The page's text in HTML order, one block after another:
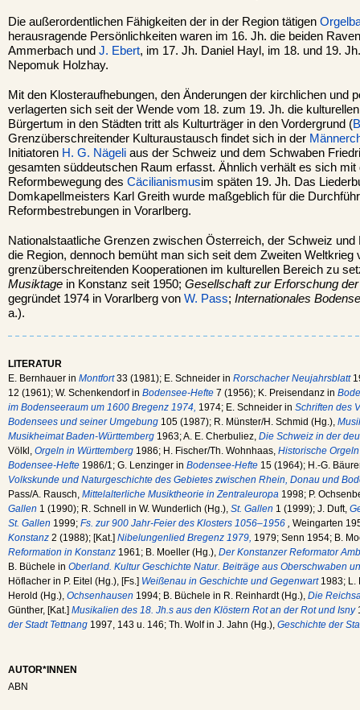
Die außerordentlichen Fähigkeiten der in der Region tätigen
herausragende Persönlichkeiten waren im 16. Jh. die beiden
Ammerbach und J. Ebert, im 17. Jh. Daniel Hayl, im 18. und 19.
Nepomuk Holzhay.
Mit den Klosteraufhebungen, den Änderungen der kirchlichen und
verlagerten sich seit der Wende vom 18. zum 19. Jh. die
Bürgertum in den Städten tritt als Kulturträger in den Vordergrund (
Grenzüberschreitender Kulturaustausch findet sich in der
Initiatoren H. G. Nägeli aus der Schweiz und dem Schwaben
gesamten süddeutschen Raum erfasst. Ähnlich verhält es sich
Reformbewegung des Cäcilianismusim späten 19. Jh. Das
Domkapellmeisters Karl Greith wurde maßgeblich für die
Reformbestrebungen in Vorarlberg.
Nationalstaatliche Grenzen zwischen Österreich, der Schweiz und
die Region, dennoch bemüht man sich seit dem Zweiten Weltkrieg
grenzüberschreitenden Kooperationen im kulturellen Bereich zu
Musiktage in Konstanz seit 1950; Gesellschaft zur Erforschung
gegründet 1974 in Vorarlberg von W. Pass; Internationales
a.).
LITERATUR
E. Bernhauer in Montfort33 (1981); E. Schneider in Rorschacher Neujahrsblatt
12 (1961); W. Schenkendorf in Bodensee-Hefte 7 (1956); K. Preisendanz in
im Bodenseeraum um 1600 Bregenz 1974, 1974; E. Schneider in Schriften des
Bodensees und seiner Umgebung 105 (1987); R. Münster/H. Schmid (Hg.),
Musikheimat Baden-Württemberg 1963; A. E. Cherbuliez, Die Schweiz in der
Völkl, Orgeln in Württemberg 1986; H. Fischer/Th. Wohnhaas, Historische
Bodensee-Hefte 1986/1; G. Lenzinger in Bodensee-Hefte 15 (1964); H.-G.
Volkskunde und Naturgeschichte des Gebietes zwischen Rhein, Donau und
Pass/A. Rausch, Mittelalterliche Musiktheorie in Zentraleuropa 1998; P.
Gallen 1 (1990); R. Schnell in W. Wunderlich (Hg.), St. Gallen 1 (1999); J. Duft,
St. Gallen 1999; Fs. zur 900 Jahr-Feier des Klosters 1056–1956
Weingarten
Konstanz 2 (1988); [Kat.] Nibelungenlied Bregenz 1979, 1979; Senn 1954; B.
Reformation in Konstanz 1961; B. Moeller (Hg.), Der Konstanzer Reformator
B. Büchele in Oberland. Kultur Geschichte Natur. Beiträge aus Oberschwaben
Höflacher in P. Eitel (Hg.), [Fs.] Weißenau in Geschichte und Gegenwart1983; L.
Herold (Hg.), Ochsenhausen 1994; B. Büchele in R. Reinhardt (Hg.), Die
Günther, [Kat.] Musikalien des 18. Jh.s aus den Klöstern Rot an der Rot und Isny
der Stadt Tettnang 1997, 143 u. 146; Th. Wolf in J. Jahn (Hg.), Geschichte der
AUTOR*INNEN
ABN